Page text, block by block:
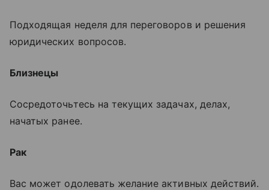
Подходящая неделя для переговоров и решения
юридических вопросов.
Близнецы
Сосредоточьтесь на текущих задачах, делах,
начатых ранее.
Рак
Вас может одолевать желание активных действий.